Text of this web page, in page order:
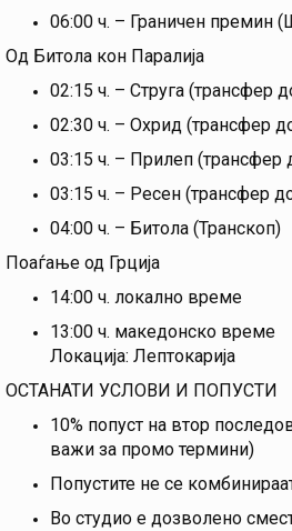
06:00 ч. – Граничен премин
Од Битола кон Паралија
02:15 ч. – Струга (трансфер
02:30 ч. – Охрид (трансфер
03:15 ч. – Прилеп (трансфер
03:15 ч. – Ресен (трансфер
04:00 ч. – Битола (Транскоп)
Поаѓање од Грција
14:00 ч. локално време
13:00 ч. македонско време
Локација: Лептокарија
ОСТАНАТИ УСЛОВИ И ПОПУСТИ
10% попуст на втор
важи за промо термини)
Попустите не се
Во студио е дозволено